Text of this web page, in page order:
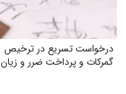
درخواست تسریع در ترخیص
گمرکات و پرداخت ضرر و زیان